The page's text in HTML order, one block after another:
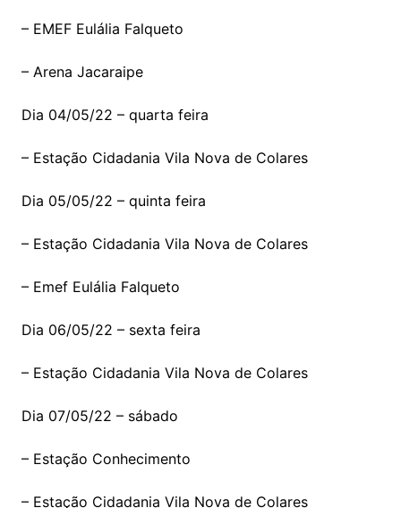
– EMEF Eulália Falqueto
– Arena Jacaraipe
Dia 04/05/22 – quarta feira
– Estação Cidadania Vila Nova de Colares
Dia 05/05/22 – quinta feira
– Estação Cidadania Vila Nova de Colares
– Emef Eulália Falqueto
Dia 06/05/22 – sexta feira
– Estação Cidadania Vila Nova de Colares
Dia 07/05/22 – sábado
– Estação Conhecimento
– Estação Cidadania Vila Nova de Colares